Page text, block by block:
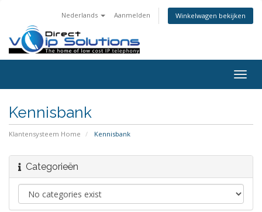
Nederlands Aanmelden Winkelwagen bekijken
Kennisbank
Klantensysteem Home Kennisbank
Categorieën